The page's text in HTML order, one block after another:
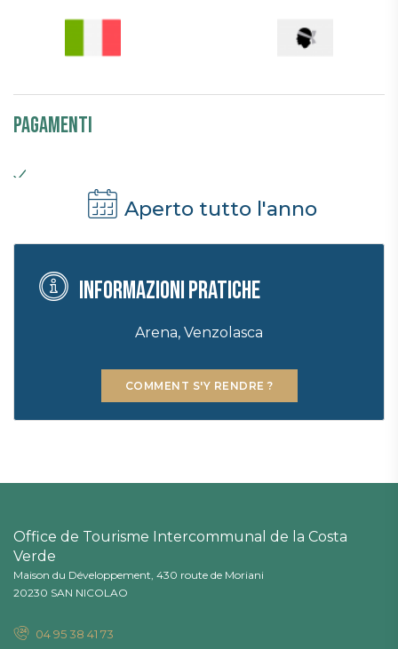
Pagamenti
Aperto tutto l'anno
Informazioni pratiche
Arena, Venzolasca
COMMENT S'Y RENDRE ?
Office de Tourisme Intercommunal de la Costa
Verde
Maison du Développement, 430 route de Moriani
20230 SAN NICOLAO
04 95 38 41 73